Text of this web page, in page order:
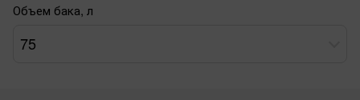
Объем бака, л
75